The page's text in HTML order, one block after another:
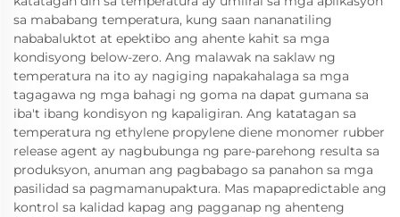
sa mababang temperatura, kung saan nananatiling
nababaluktot at epektibo ang ahente kahit sa mga
kondisyong below-zero. Ang malawak na saklaw ng
temperatura na ito ay nagiging napakahalaga sa mga
tagagawa ng mga bahagi ng goma na dapat gumana sa
iba't ibang kondisyon ng kapaligiran. Ang katatagan sa
temperatura ng ethylene propylene diene monomer rubber
release agent ay nagbubunga ng pare-parehong resulta sa
produksyon, anuman ang pagbabago sa panahon sa mga
pasilidad sa pagmamanupaktura. Mas mapapredictable ang
kontrol sa kalidad kapag ang pagganap ng ahenteng